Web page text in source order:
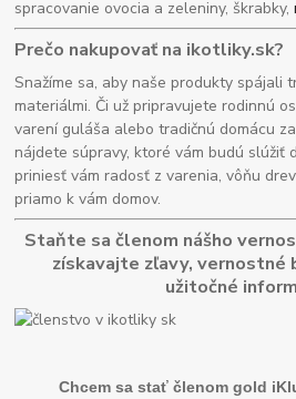
spracovanie ovocia a zeleniny, škrabky,
Prečo nakupovať na ikotliky.sk?
Snažíme sa, aby naše produkty spájali
materiálmi. Či už pripravujete rodinnú
varení guláša alebo tradičnú domácu
nájdete súpravy, ktoré vám budú slúžiť
priniesť vám radosť z varenia, vôňu
priamo k vám domov.
Staňte sa členom nášho
získavajte zľavy, vernostné
užitočné
Chcem sa stať členom gold